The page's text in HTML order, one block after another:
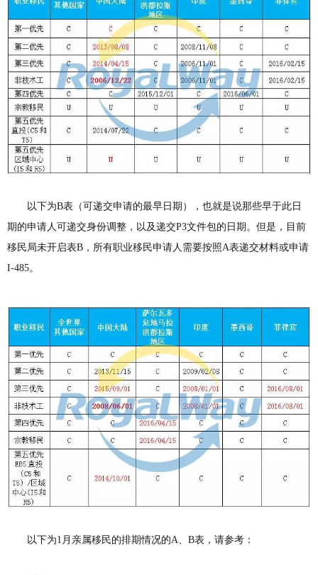
以下为B表（可递交申请的最早日期），也就是说那些早于此日
期的申请人可递交身份调整，以及递交P3文件包的日期。但是，目前
移民局未开启表B，所有职业移民申请人需要按照A表递交材料或申请
I-485。
以下为1月亲属移民的排期情况的A、B表，请参考：